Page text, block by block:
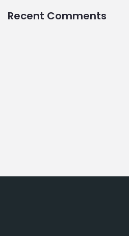
Recent Comments